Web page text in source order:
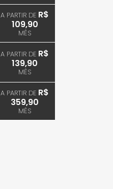
A PARTIR DE R$
109,90
MÊS
A PARTIR DE R$
139,90
MÊS
A PARTIR DE R$
359,90
MÊS